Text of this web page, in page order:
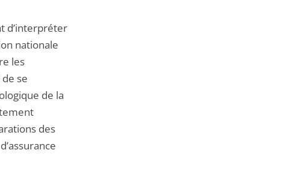
d’interpréter
nationale
les
se
de la
des